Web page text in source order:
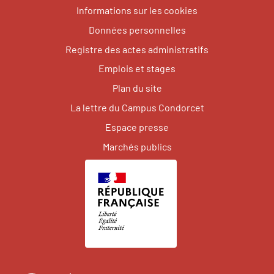
Informations sur les cookies
Données personnelles
Registre des actes administratifs
Emplois et stages
Plan du site
La lettre du Campus Condorcet
Espace presse
Marchés publics